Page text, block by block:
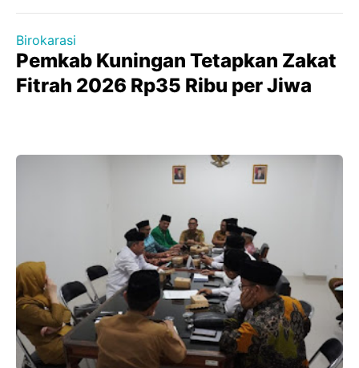
Birokarasi
Pemkab Kuningan Tetapkan Zakat
Fitrah 2026 Rp35 Ribu per Jiwa